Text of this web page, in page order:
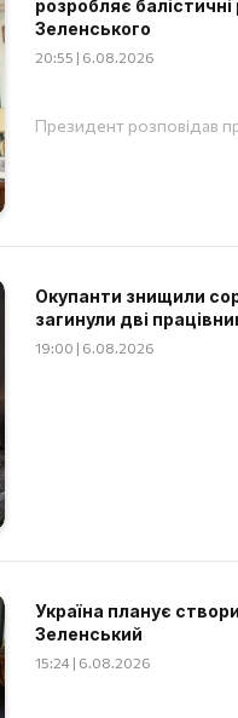
розробляє
Зеленського
20:55 | 6.08.2026
Президент розповідав
Окупанти знищили
загинули дві
19:00 | 6.08.2026
Україна планує
Зеленський
15:24 | 6.08.2026